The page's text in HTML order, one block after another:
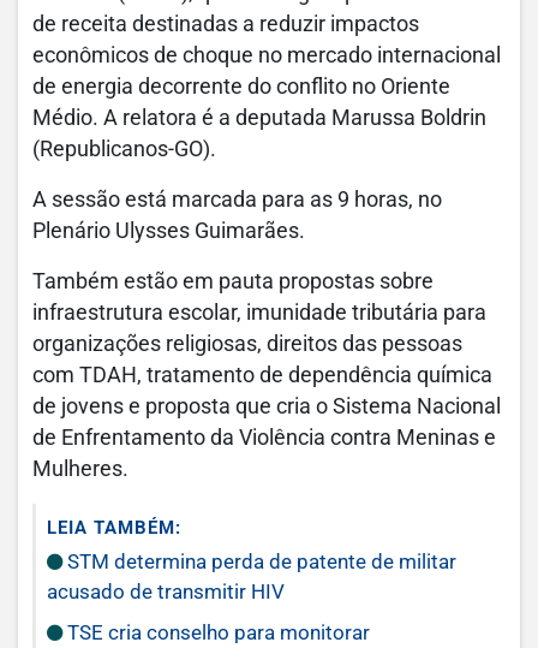
de receita destinadas a reduzir impactos
econômicos de choque no mercado internacional
de energia decorrente do conflito no Oriente
Médio. A relatora é a deputada Marussa Boldrin
(Republicanos-GO).
A sessão está marcada para as 9 horas, no
Plenário Ulysses Guimarães.
Também estão em pauta propostas sobre
infraestrutura escolar, imunidade tributária para
organizações religiosas, direitos das pessoas
com TDAH, tratamento de dependência química
de jovens e proposta que cria o Sistema Nacional
de Enfrentamento da Violência contra Meninas e
Mulheres.
LEIA TAMBÉM:
STM determina perda de patente de militar
acusado de transmitir HIV
TSE cria conselho para monitorar